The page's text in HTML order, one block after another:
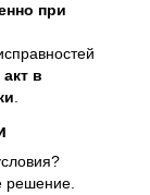
при
в